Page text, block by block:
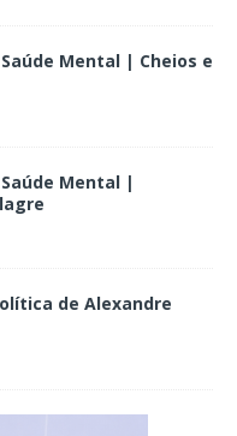
Mental | Cheios e
Mental |
de Alexandre